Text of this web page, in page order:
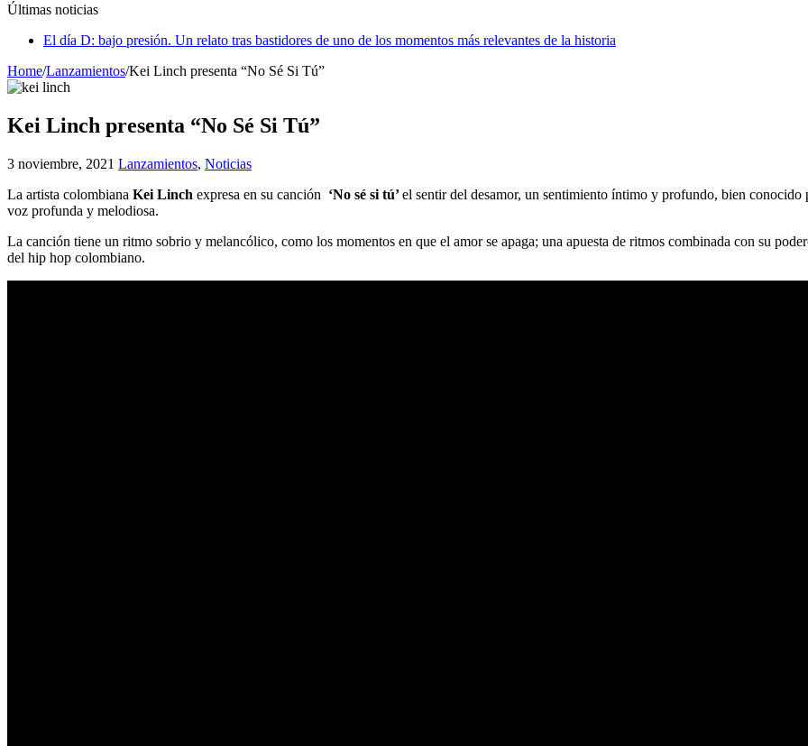
Últimas noticias
El día D: bajo presión. Un relato tras bastidores de uno de los momentos más relevantes de la historia
Home/Lanzamientos/Kei Linch presenta “No Sé Si Tú”
Kei Linch presenta “No Sé Si Tú”
3 noviembre, 2021 Lanzamientos, Noticias
La artista colombiana Kei Linch expresa en su canción ‘No sé si tú’el sentir del desamor, un sentimiento íntimo y profundo, bien
voz profunda y melodiosa.
La canción tiene un ritmo sobrio y melancólico, como los momentos en que el amor se apaga; una apuesta de ritmos combinada con su
del hip hop colombiano.